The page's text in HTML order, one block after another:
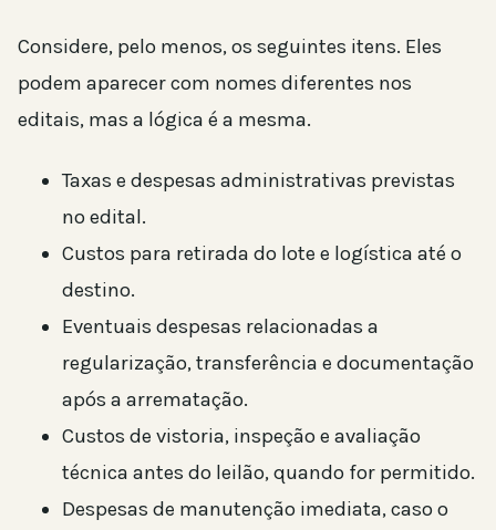
Considere, pelo menos, os seguintes itens. Eles
podem aparecer com nomes diferentes nos
editais, mas a lógica é a mesma.
Taxas e despesas administrativas previstas
no edital.
Custos para retirada do lote e logística até o
destino.
Eventuais despesas relacionadas a
regularização, transferência e documentação
após a arrematação.
Custos de vistoria, inspeção e avaliação
técnica antes do leilão, quando for permitido.
Despesas de manutenção imediata, caso o